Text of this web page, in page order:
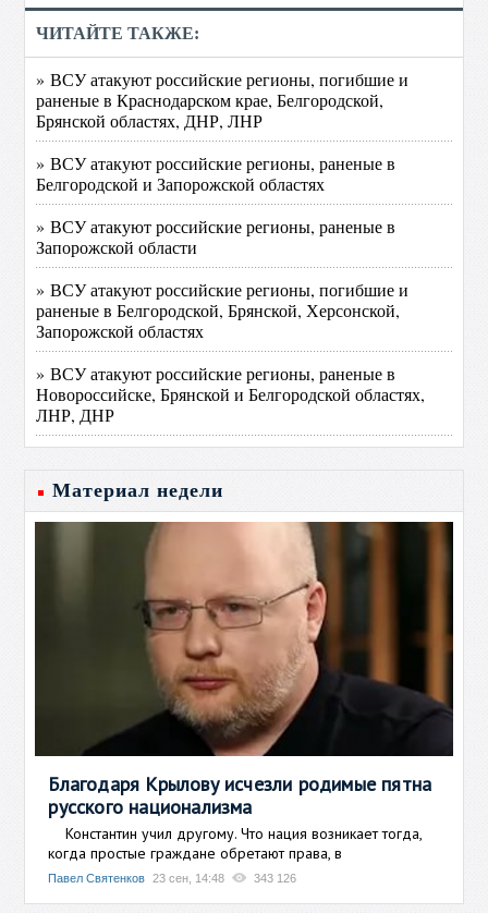
ЧИТАЙТЕ ТАКЖЕ:
» ВСУ атакуют российские регионы, погибшие и
раненые в Краснодарском крае, Белгородской,
Брянской областях, ДНР, ЛНР
» ВСУ атакуют российские регионы, раненые в
Белгородской и Запорожской областях
» ВСУ атакуют российские регионы, раненые в
Запорожской области
» ВСУ атакуют российские регионы, погибшие и
раненые в Белгородской, Брянской, Херсонской,
Запорожской областях
» ВСУ атакуют российские регионы, раненые в
Новороссийске, Брянской и Белгородской областях,
ЛНР, ДНР
Материал недели
Благодаря Крылову исчезли родимые пятна
русского национализма
Константин учил другому. Что нация возникает тогда,
когда простые граждане обретают права, в
Павел Святенков 23 сен, 14:48 343 126